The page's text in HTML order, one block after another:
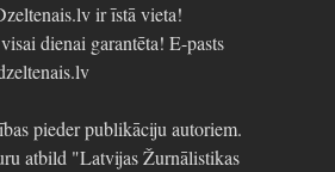
ir īstā vieta!
dienai garantēta! E-pasts
pieder publikāciju autoriem.
atbild "Latvijas Žurnālistikas